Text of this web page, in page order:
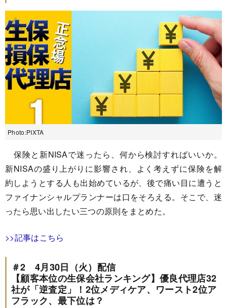
Photo:PIXTA
保険と新NISAで迷ったら、何から検討すればいいか。
新NISAの盛り上がりに影響され、よく考えずに保険を解
約しようとする人も出始めているが、後で痛い目に遭うと
ファイナンシャルプランナーは口をそろえる。そこで、迷
ったら思い出したい三つの原則をまとめた。
>>記事はこちら
＃2 4月30日（火）配信
【顧客本位の生保会社ランキング】優良代理店32
社が「逆査定」！2位メディケア、ワースト2位ア
フラック、最下位は？